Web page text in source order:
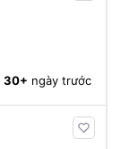
30+ ngày trước